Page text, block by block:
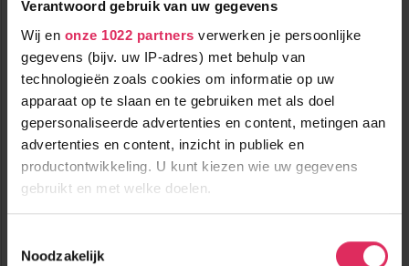
Verantwoord gebruik van uw gegevens
Wij en onze 1022 partners verwerken je persoonlijke
gegevens (bijv. uw IP-adres) met behulp van
technologieën zoals cookies om informatie op uw
apparaat op te slaan en te gebruiken met als doel
gepersonaliseerde advertenties en content, metingen aan
advertenties en content, inzicht in publiek en
productontwikkeling. U kunt kiezen wie uw gegevens
gebruikt en met welke doelen.
Informatie verzamelen over uw geografische
Noodzakelijk
Rustig gelegen 3-sterrenhotel op loopafstand van de skilift
Prijzen winter
2026/2027 volgen
zsm
16000m tot centrum
150m tot skilift
150m tot piste
9,3